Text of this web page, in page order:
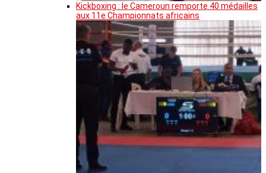
Kickboxing : le Cameroun remporte 40 médailles
aux 11e Championnats africains